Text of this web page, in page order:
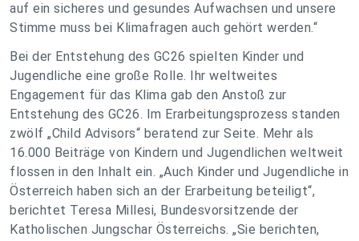
auf ein sicheres und gesundes Aufwachsen und unsere
Stimme muss bei Klimafragen auch gehört werden.“
Bei der Entstehung des GC26 spielten Kinder und
Jugendliche eine große Rolle. Ihr weltweites
Engagement für das Klima gab den Anstoß zur
Entstehung des GC26. Im Erarbeitungsprozess standen
zwölf „Child Advisors“ beratend zur Seite. Mehr als
16.000 Beiträge von Kindern und Jugendlichen weltweit
flossen in den Inhalt ein. „Auch Kinder und Jugendliche in
Österreich haben sich an der Erarbeitung beteiligt“,
berichtet Teresa Millesi, Bundesvorsitzende der
Katholischen Jungschar Österreichs. „Sie berichten,